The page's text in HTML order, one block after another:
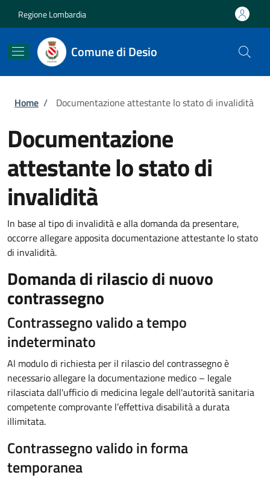
Regione Lombardia
Comune di Desio
Briciole di pane
Home / Documentazione attestante lo stato di invalidità
Documentazione
attestante lo stato di
invalidità
In base al tipo di invalidità e alla domanda da presentare,
occorre allegare apposita documentazione attestante lo stato
di invalidità.
Domanda di rilascio di nuovo
contrassegno
Contrassegno valido a tempo
indeterminato
Al modulo di richiesta per il rilascio del contrassegno è
necessario allegare la documentazione medico – legale
rilasciata dall'ufficio di medicina legale dell'autorità sanitaria
competente comprovante l’effettiva disabilità a durata
illimitata.
Contrassegno valido in forma
temporanea